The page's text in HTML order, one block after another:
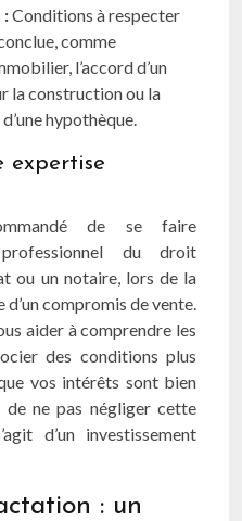
:Conditions à respecter
comme
l’accord d’un
la construction ou la
hypothèque.
expertise
de se faire
du droit
ou un notaire, lors de la
compromis de vente.
aider à comprendre les
des conditions plus
vos intérêts sont bien
ne pas négliger cette
d’un investissement
: un